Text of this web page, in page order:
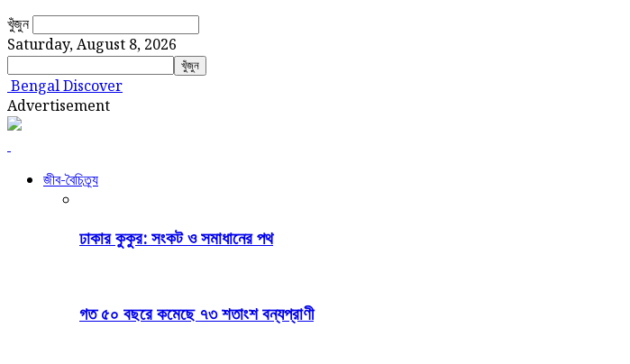
খুঁজুন
Saturday, August 8, 2026
Bengal Discover
Advertisement
জীব-বৈচিত্র্য
ঢাকার কুকুর: সংকট ও সমাধানের পথ
গত ৫০ বছরে কমেছে ৭৩ শতাংশ বন্যপ্রাণী